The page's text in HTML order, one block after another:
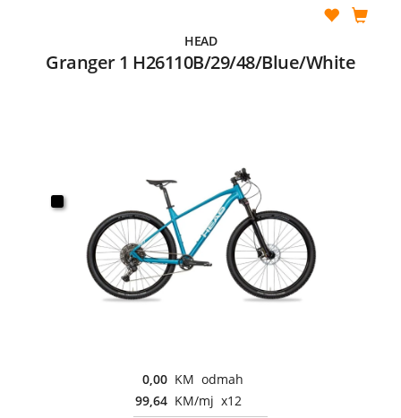
HEAD
Granger 1 H26110B/29/48/Blue/White
0,00 KM odmah
99,64 KM/mj x12